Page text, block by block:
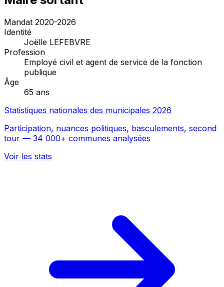
Mandat 2020-2026
Identité
Joëlle LEFEBVRE
Profession
Employé civil et agent de service de la fonction
publique
Âge
65 ans
Statistiques nationales des municipales 2026
Participation, nuances politiques, basculements, second
tour — 34 000+ communes analysées
Voir les stats